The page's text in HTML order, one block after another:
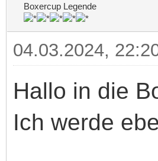
Boxercup Legende
04.03.2024,
Hallo in die
Ich werde